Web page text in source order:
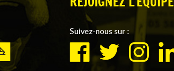
Suivez-nous sur :